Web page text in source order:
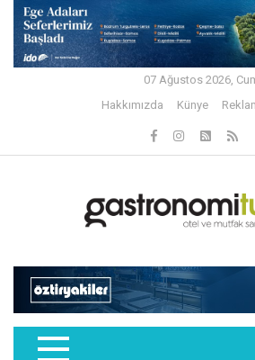
07 Ağustos 2026,
Hakkımızda
Künye